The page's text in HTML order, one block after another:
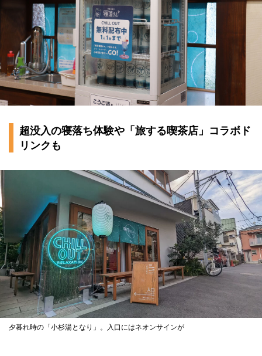
超没入の寝落ち体験や「旅する喫茶店」コラボド
リンクも
夕暮れ時の「小杉湯となり」。入口にはネオンサインが